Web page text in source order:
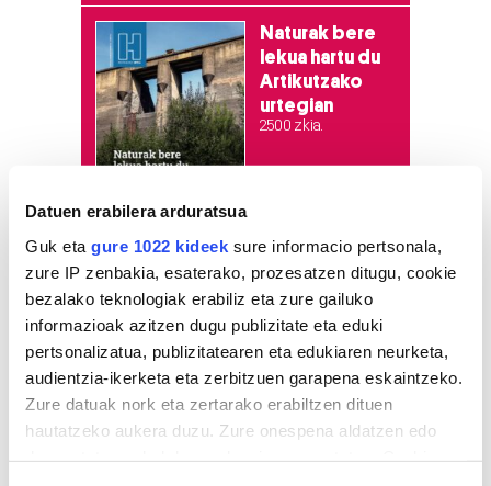
Datuen erabilera arduratsua
Guk eta gure 1022 kideek sure informacio pertsonala,
zure IP zenbakia, esaterako, prozesatzen ditugu, cookie
bezalako teknologiak erabiliz eta zure gailuko
informazioak azitzen dugu publizitate eta eduki
pertsonalizatua, publizitatearen eta edukiaren neurketa,
audientzia-ikerketa eta zerbitzuen garapena eskaintzeko.
Zure datuak nork eta zertarako erabiltzen dituen
hautatzeko aukera duzu. Zure onespena aldatzen edo
Naturak bere
lekua hartu du
Artikutzako
urtegian
2.500 zkia.
Azken egunetako irakurrienak
1
KASek salatu du
Udaltzaingoa haien aurka
jazartu dela
2